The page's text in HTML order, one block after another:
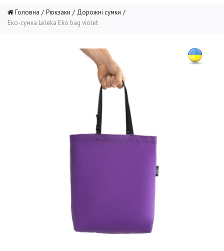
Головна Рюкзаки
Дорожні сумки
Еко-сумка Leleka Eko bag violet